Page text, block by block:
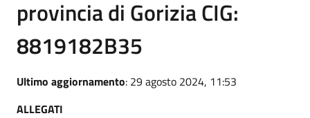
provincia di Gorizia CIG:
8819182B35
Ultimo aggiornamento: 29 agosto 2024, 11:53
ALLEGATI